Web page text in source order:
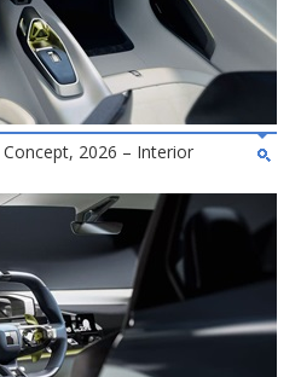
2026 – Interior